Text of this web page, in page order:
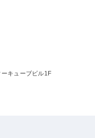
キューブビル1F